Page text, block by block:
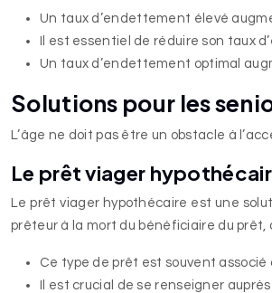
Un taux d’endettement élevé
Il est essentiel de réduire son taux
Un taux d’endettement optimal
Solutions pour les
L’âge ne doit pas être un obstacle à
Le prêt viager
Le prêt viager hypothécaire est une
prêteur à la mort du bénéficiaire du prêt,
Ce type de prêt est souvent associé
Il est crucial de se renseigner